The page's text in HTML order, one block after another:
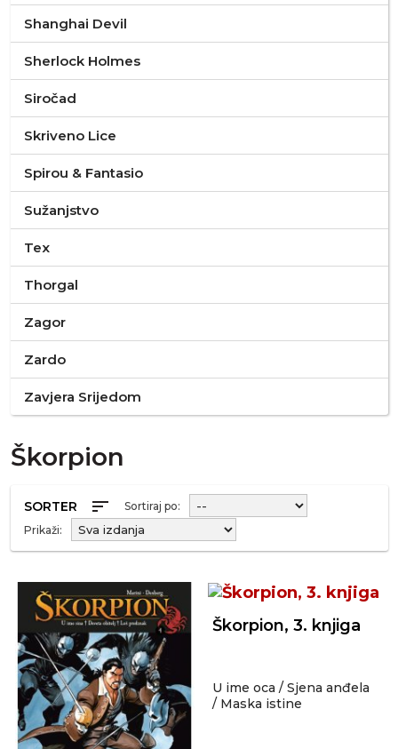
Shanghai Devil
Sherlock Holmes
Siročad
Skriveno Lice
Spirou & Fantasio
Sužanjstvo
Tex
Thorgal
Zagor
Zardo
Zavjera Srijedom
Škorpion
SORTER sort
Sortiraj po:
Prikaži:
Škorpion, 3. knjiga
U ime oca / Sjena anđela
/ Maska istine